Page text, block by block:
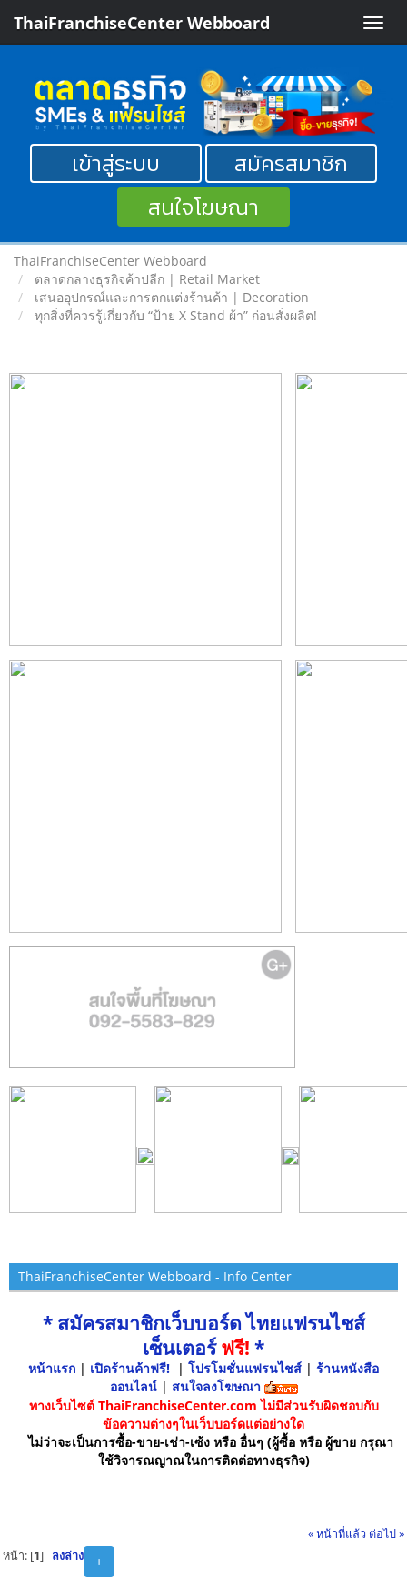
Toggle
ThaiFranchiseCenter Webboard
เข้าสู่ระบบ
สมัครสมาชิก
สนใจโฆษณา
ThaiFranchiseCenter Webboard
ตลาดกลางธุรกิจค้าปลีก | Retail Market
เสนออุปกรณ์และการตกแต่งร้านค้า | Decoration
ทุกสิ่งที่ควรรู้เกี่ยวกับ “ป้าย X Stand ผ้า” ก่อนสั่งผลิต!
ThaiFranchiseCenter Webboard - Info Center
* สมัครสมาชิกเว็บบอร์ด ไทยแฟรนไชส์
เซ็นเตอร์ฟรี! *
หน้าแรก | เปิดร้านค้าฟรี! | โปรโมชั่นแฟรนไชส์ | ร้านหนังสือ
ออนไลน์ | สนใจลงโฆษณา
ทางเว็บไซต์ ThaiFranchiseCenter.com ไม่มีส่วนรับผิดชอบกับ
ข้อความต่างๆในเว็บบอร์ดแต่อย่างใด
ไม่ว่าจะเป็นการซื้อ-ขาย-เช่า-เซ้ง หรือ อื่นๆ (ผู้ซื้อ หรือ ผู้ขาย กรุณา
ใช้วิจารณญาณในการติดต่อทางธุรกิจ)
« หน้าที่แล้ว ต่อไป »
+
หน้า: [1] ลงล่าง